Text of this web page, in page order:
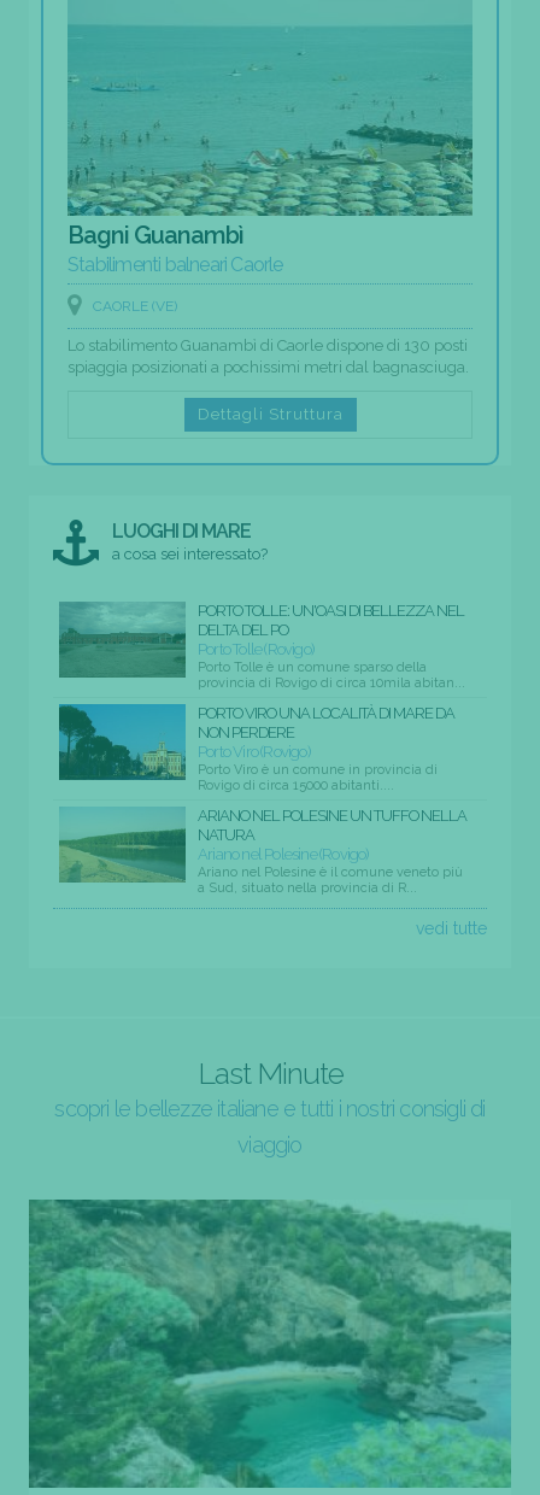
Bagni Guanambì
Stabilimenti balneari Caorle
CAORLE (VE)
Lo stabilimento Guanambì di Caorle dispone di 130 posti
spiaggia posizionati a pochissimi metri dal bagnasciuga.
Dettagli Struttura
LUOGHI DI MARE
a cosa sei interessato?
PORTO TOLLE: UN'OASI DI BELLEZZA NEL
DELTA DEL PO
Porto Tolle (Rovigo)
Porto Tolle è un comune sparso della
provincia di Rovigo di circa 10mila abitan...
PORTO VIRO UNA LOCALITÀ DI MARE DA
NON PERDERE
Porto Viro (Rovigo)
Porto Viro è un comune in provincia di
Rovigo di circa 15000 abitanti....
ARIANO NEL POLESINE UN TUFFO NELLA
NATURA
Ariano nel Polesine (Rovigo)
Ariano nel Polesine è il comune veneto più
a Sud, situato nella provincia di R...
vedi tutte
Last Minute
scopri le bellezze italiane e tutti i nostri consigli di
viaggio